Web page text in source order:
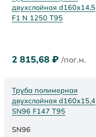
двухслойная d160x14,5
F1 N 1250 Т95
2 815,68 ₽ /пог.м.
Труба полимерная
двухслойная d160х15,4
SN96 F147 Т95
SN96